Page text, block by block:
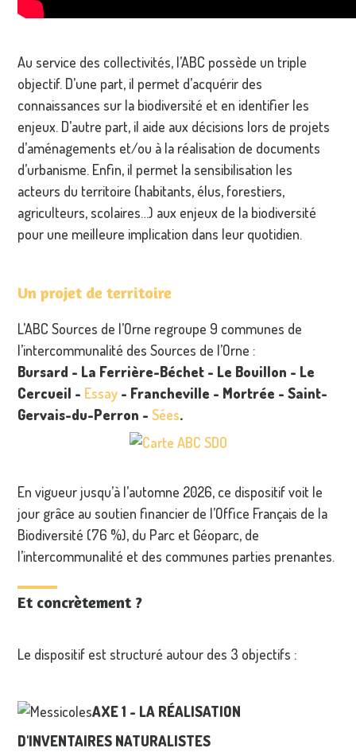
Au service des collectivités, l’ABC possède un triple
objectif. D’une part, il permet d’acquérir des
connaissances sur la biodiversité et en identifier les
enjeux. D’autre part, il aide aux décisions lors de projets
d’aménagements et/ou à la réalisation de documents
d’urbanisme. Enfin, il permet la sensibilisation les
acteurs du territoire (habitants, élus, forestiers,
agriculteurs, scolaires…) aux enjeux de la biodiversité
pour une meilleure implication dans leur quotidien.
Un projet de territoire
L’ABC Sources de l’Orne regroupe 9 communes de
l’intercommunalité des Sources de l’Orne :
Bursard - La Ferrière-Béchet - Le Bouillon - Le
Cercueil - Essay - Francheville - Mortrée -Saint-
Gervais-du-Perron -Sées.
En vigueur jusqu’à l’automne 2026, ce dispositif voit le
jour grâce au soutien financier de l’Office Français de la
Biodiversité (76 %), du Parc et Géoparc, de
l’intercommunalité et des communes parties prenantes.
Et concrètement ?
Le dispositif est structuré autour des 3 objectifs :
AXE 1 - LA RÉALISATION
D'INVENTAIRES NATURALISTES